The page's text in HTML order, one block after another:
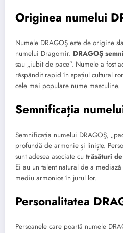
Originea numelui
Numele DRAGOŞ este de origine
numelui Dragomir. DRAGOŞ
sau „iubit de pace”. Numele a fost
răspândit rapid în spațiul cultural
cele mai populare nume masculine.
Semnificația
Semnificația numelui DRAGOŞ,
profundă de armonie și liniște.
sunt adesea asociate cu trăsături
Ei au un talent natural de a
mediu armonios în jurul lor.
Personalitatea
Persoanele care poartă numele